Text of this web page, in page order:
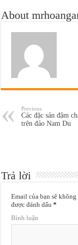
About
Previous
Các đặc sản đậm
trên đảo Nam Du
Trả lời
Email của bạn sẽ
được đánh dấu*
Bình luận